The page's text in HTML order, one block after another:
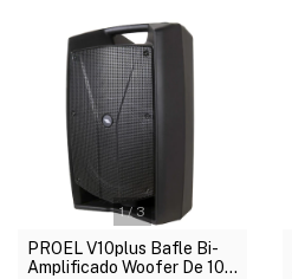
1/3
PROEL V10plus Bafle Bi-
Amplificado Woofer De 10"